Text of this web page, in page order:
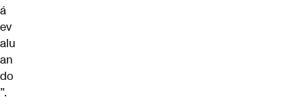
á
ev
alu
an
do
”.